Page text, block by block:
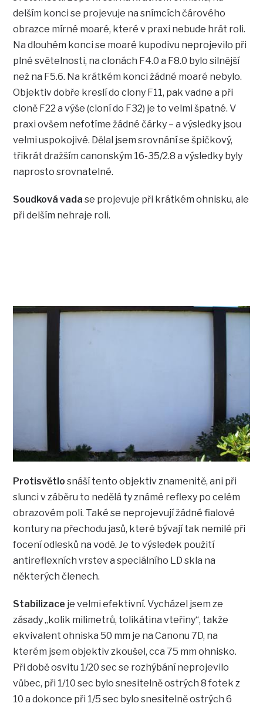
delším konci se projevuje na snímcích čárového
obrazce mírné moaré, které v praxi nebude hrát roli.
Na dlouhém konci se moaré kupodivu neprojevilo při
plné světelnosti, na clonách F4.0 a F8.0 bylo silnější
než na F5.6. Na krátkém konci žádné moaré nebylo.
Objektiv dobře kreslí do clony F11, pak vadne a při
cloně F22 a výše (cloní do F32) je to velmi špatné. V
praxi ovšem nefotíme žádné čárky – a výsledky jsou
velmi uspokojivé. Dělal jsem srovnání se špičkový,
třikrát dražším canonským 16-35/2.8 a výsledky byly
naprosto srovnatelné.
Soudková vadase projevuje při krátkém ohnisku, ale
při delším nehraje roli.
Protisvětlo snáší tento objektiv znamenitě, ani při
slunci v záběru to nedělá ty známé reflexy po celém
obrazovém poli. Také se neprojevují žádné fialové
kontury na přechodu jasů, které bývají tak nemilé při
focení odlesků na vodě. Je to výsledek použití
antireflexních vrstev a speciálního LD skla na
některých členech.
Stabilizace je velmi efektivní. Vycházel jsem ze
zásady „kolik milimetrů, tolikátina vteřiny“, takže
ekvivalent ohniska 50 mm je na Canonu 7D, na
kterém jsem objektiv zkoušel, cca 75 mm ohnisko.
Při době osvitu 1/20 sec se rozhýbání neprojevilo
vůbec, při 1/10 sec bylo snesitelně ostrých 8 fotek z
10 a dokonce při 1/5 sec bylo snesitelně ostrých 6